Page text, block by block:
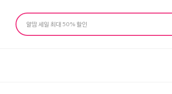
알땀 세일 최대 50% 할인